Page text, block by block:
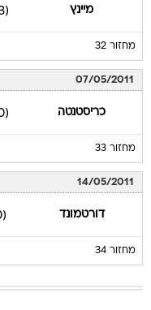
מיינץ (3)
מחזור 32
07/05/2011
כריסטנטה (0)
מחזור 33
14/05/2011
דורטמונד (0)
מחזור 34